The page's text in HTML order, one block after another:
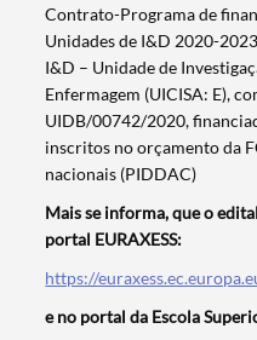
Contrato-Programa de
Unidades de I&D 2020-
I&D – Unidade de
Enfermagem (UICISA: E),
UIDB/00742/2020,
inscritos no orçamento da
nacionais (PIDDAC)
Mais se informa, que o
portal
https://
e no portal da Escola